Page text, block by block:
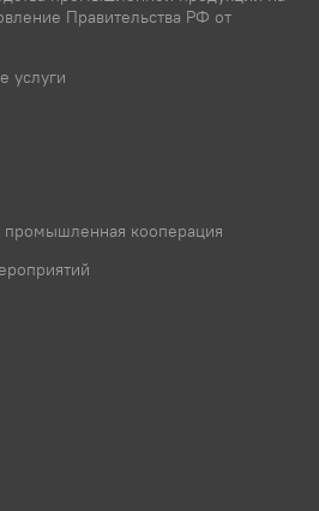
Правительства РФ от
услуги
промышленная кооперация